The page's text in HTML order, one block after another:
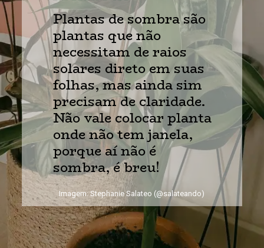
Plantas de sombra são
plantas que não
necessitam de raios
solares direto em suas
folhas, mas ainda sim
precisam de claridade.
Não vale colocar planta
onde não tem janela,
porque aí não é
sombra, é breu!
Imagem: Stephanie Salateo (@salateando)